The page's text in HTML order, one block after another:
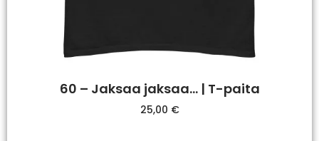
60 – Jaksaa jaksaa… | T-paita
25,00 €